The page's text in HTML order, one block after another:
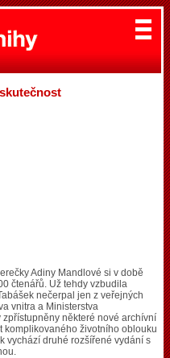
Adiny Mandlové si v době
čtenářů. Už tehdy vzbudila
nečerpal jen z veřejných
vnitra a Ministerstva
některé nové archívní
komplikovaného životního oblouku
vychází druhé rozšířené vydání s